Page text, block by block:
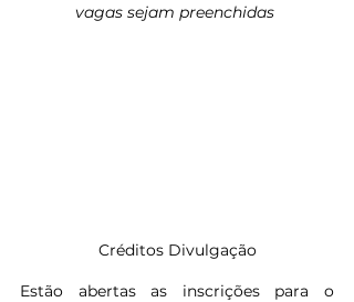
vagas sejam preenchidas
Créditos Divulgação
Estão abertas as inscrições para o